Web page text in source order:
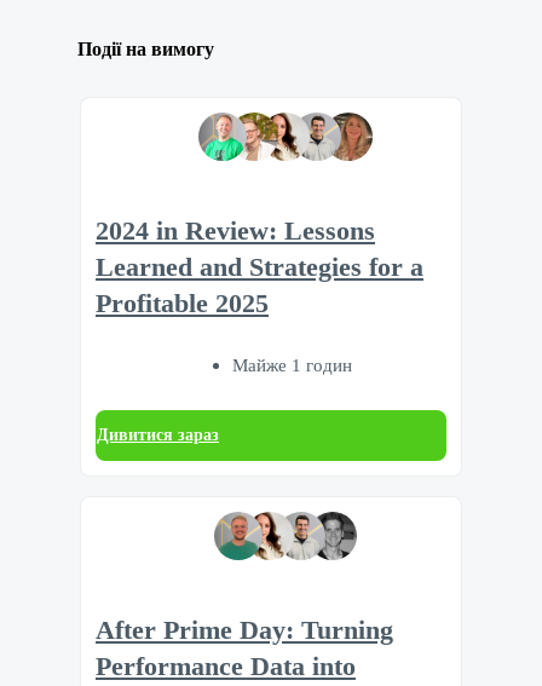
Події на вимогу
2024 in Review: Lessons
Learned and Strategies for a
Profitable 2025
Майже 1 годин
Дивитися зараз
After Prime Day: Turning
Performance Data into